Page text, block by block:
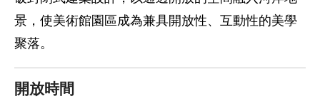
景，使美術館園區成為兼具開放性、互動性的美學
聚落。
開放時間